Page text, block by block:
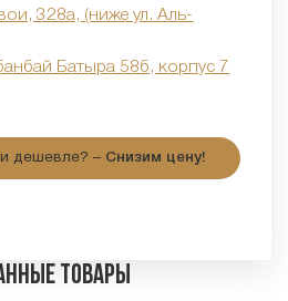
328а, (ниже ул. Аль-
Батыра 58б, корпус 7
дешевле? – Снизим цену!
товары